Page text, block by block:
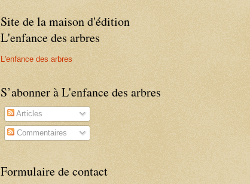
Site de la maison d'édition
L'enfance des arbres
L'enfance des arbres
S’abonner à L'enfance des arbres
Articles
Commentaires
Formulaire de contact